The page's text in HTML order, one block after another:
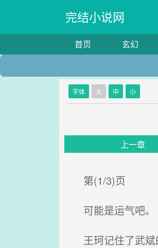
完结小说网
首页 玄幻
字体 大 中 小
上一章
第(1/3)页
可能是运气吧。
王珂记住了武斌